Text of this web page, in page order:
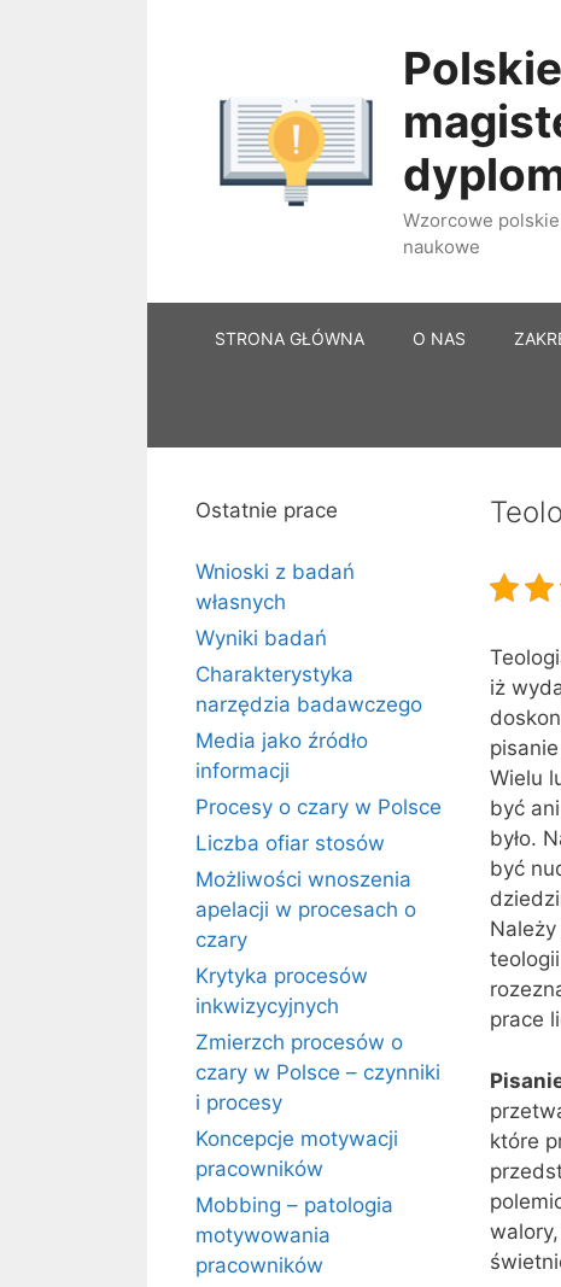
Wzorcowe
naukowe
STRONA GŁÓWNA O NAS
iż
Wielu
być
było.
być
prace
które
Ostatnie prace
Wnioski z badań
własnych
Wyniki badań
Charakterystyka
narzędzia badawczego
Media jako źródło
informacji
Procesy o czary w Polsce
Liczba ofiar stosów
Możliwości wnoszenia
apelacji w procesach o
czary
Krytyka procesów
inkwizycyjnych
Zmierzch procesów o
czary w Polsce – czynniki
i procesy
Koncepcje motywacji
pracowników
Mobbing – patologia
motywowania
pracowników